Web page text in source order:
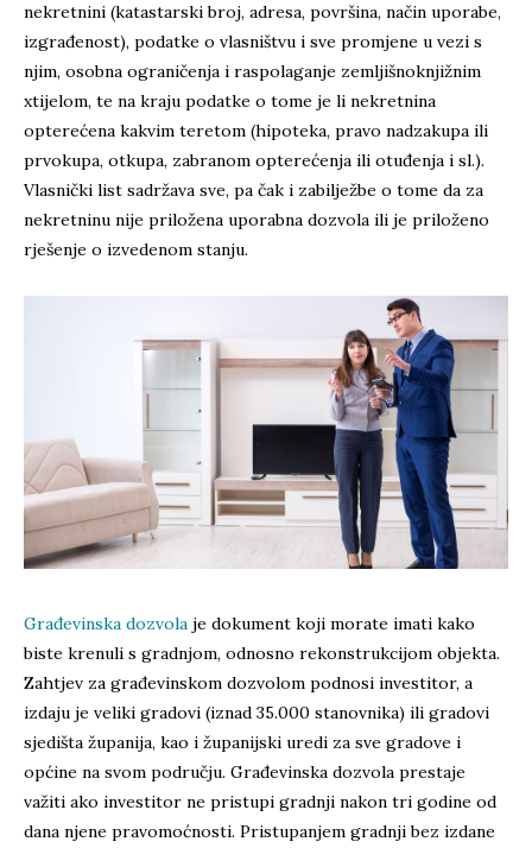
nekretnini (katastarski broj, adresa, površina, način uporabe,
izgrađenost), podatke o vlasništvu i sve promjene u vezi s
njim, osobna ograničenja i raspolaganje zemljišnoknjižnim
xtijelom, te na kraju podatke o tome je li nekretnina
opterećena kakvim teretom (hipoteka, pravo nadzakupa ili
prvokupa, otkupa, zabranom opterećenja ili otuđenja i sl.).
Vlasnički list sadržava sve, pa čak i zabilježbe o tome da za
nekretninu nije priložena uporabna dozvola ili je priloženo
rješenje o izvedenom stanju.
Građevinska dozvola je dokument koji morate imati kako
biste krenuli s gradnjom, odnosno rekonstrukcijom objekta.
Zahtjev za građevinskom dozvolom podnosi investitor, a
izdaju je veliki gradovi (iznad 35.000 stanovnika) ili gradovi
sjedišta županija, kao i županijski uredi za sve gradove i
općine na svom području. Građevinska dozvola prestaje
važiti ako investitor ne pristupi gradnji nakon tri godine od
dana njene pravomoćnosti. Pristupanjem gradnji bez izdane